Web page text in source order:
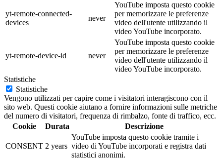
yt-remote-connected-
devices
never
YouTube imposta questo cookie
per memorizzare le preferenze
video dell'utente utilizzando il
video YouTube incorporato.
yt-remote-device-id never
YouTube imposta questo cookie
per memorizzare le preferenze
video dell'utente utilizzando il
video YouTube incorporato.
Statistiche
Statistiche
Vengono utilizzati per capire come i visitatori interagiscono con il
sito web. Questi cookie aiutano a fornire informazioni sulle metriche
del numero di visitatori, frequenza di rimbalzo, fonte di traffico, ecc.
Cookie
Durata Descrizione
CONSENT 2 years
YouTube imposta questo cookie tramite i
video di YouTube incorporati e registra dati
statistici anonimi.